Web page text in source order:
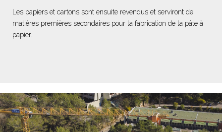
Les papiers et cartons sont ensuite revendus et serviront de
matières premières secondaires pour la fabrication de la pâte à
papier.